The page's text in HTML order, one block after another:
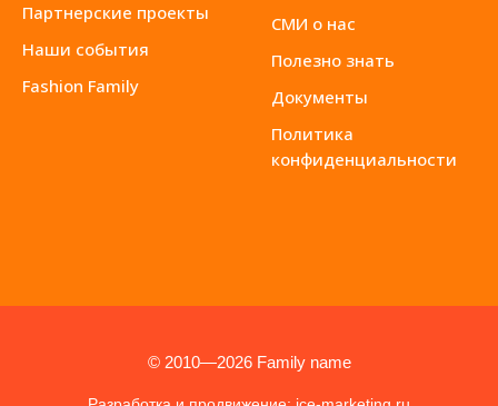
Партнерские проекты
Наши события
Fashion Family
СМИ о нас
Полезно знать
Документы
Политика
конфиденциальности
© 2010—2026 Family name